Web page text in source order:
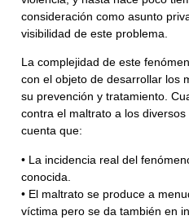
consideración como asunto
visibilidad de este problema.
La complejidad de este
con el objeto de desarrollar los
su prevención y tratamiento.
contra el maltrato a los
cuenta que:
• La incidencia real del
conocida.
• El maltrato se produce a
víctima pero se da también en